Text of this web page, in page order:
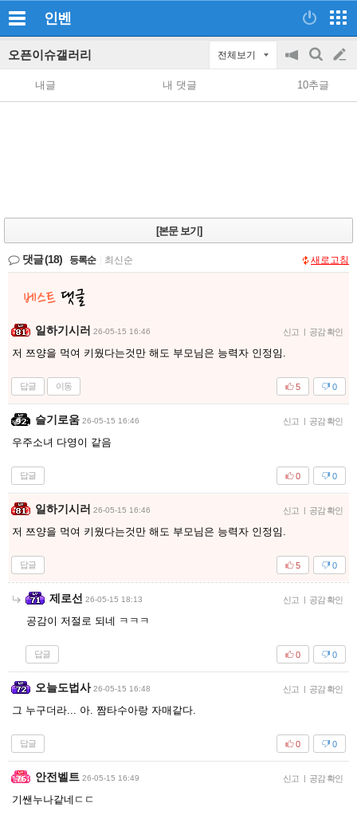
인벤
오픈이슈갤러리 전체보기
공
지
on/off
검
색
글
쓰
내글 내 댓글 10추글
[본문 보기]
댓글(18) 등록순 최신순 새로고침
일하기시러 26-05-15 16:46 신고 | 공감 확인
저 쯔양을 먹여 키웠다는것만 해도 부모님은 능력자 인정임.
답글 이동 0
5
슬기로움 26-05-15 16:46 신고 | 공감 확인
우주소녀 다영이 같음
답글 0
0
일하기시러 26-05-15 16:46 신고 | 공감 확인
저 쯔양을 먹여 키웠다는것만 해도 부모님은 능력자 인정임.
답글 0
5
제로선 26-05-15 18:13 신고 | 공감 확인
공감이 저절로 되네 ㅋㅋㅋ
답글 0
0
오늘도법사 26-05-15 16:48 신고 | 공감 확인
그 누구더라... 아. 짬타수아랑 자매같다.
답글 0
0
안전벨트 26-05-15 16:49 신고 | 공감 확인
기쌘누나같네ㄷㄷ